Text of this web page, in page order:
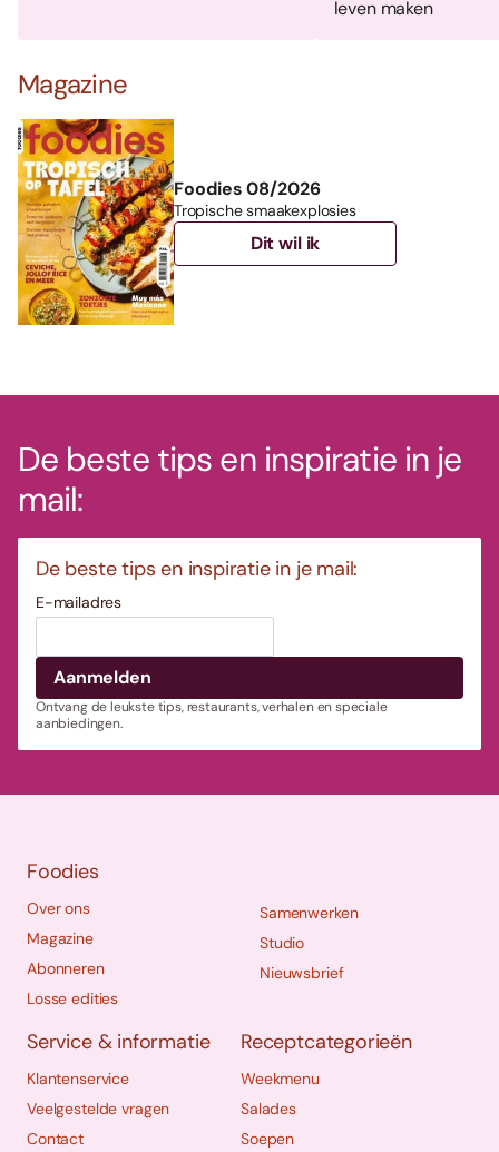
leven maken
Magazine
Foodies 08/2026
Tropische smaakexplosies
Dit wil ik
De beste tips en inspiratie in je
mail:
De beste tips en inspiratie in je mail:
E-mailadres
Ontvang de leukste tips, restaurants, verhalen en speciale
aanbiedingen.
Foodies
Over ons
Magazine
Abonneren
Losse edities
Samenwerken
Studio
Nieuwsbrief
Service & informatie
Klantenservice
Veelgestelde vragen
Contact
Receptcategorieën
Weekmenu
Salades
Soepen